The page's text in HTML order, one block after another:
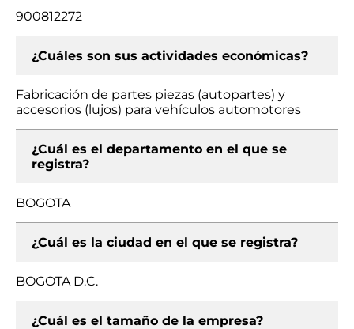
900812272
¿Cuáles son sus actividades económicas?
Fabricación de partes piezas (autopartes) y
accesorios (lujos) para vehículos automotores
¿Cuál es el departamento en el que se
registra?
BOGOTA
¿Cuál es la ciudad en el que se registra?
BOGOTA D.C.
¿Cuál es el tamaño de la empresa?